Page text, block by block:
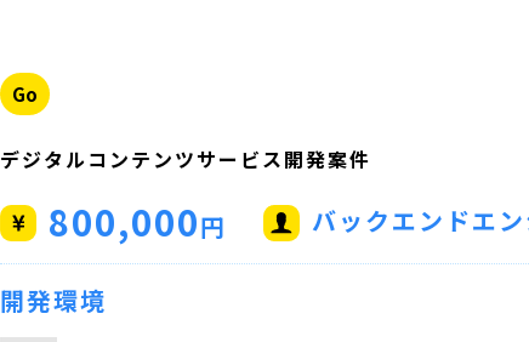
Go
デジタルコンテンツサービス開発案件
800,000円 バックエンドエ
開発環境